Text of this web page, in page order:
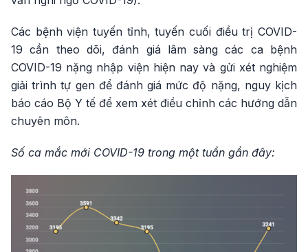
Các bệnh viện tuyến tỉnh, tuyến cuối điều trị COVID-
19 cần theo dõi, đánh giá lâm sàng các ca bệnh
COVID-19 nặng nhập viện hiện nay và gửi xét nghiệm
giải trình tự gen để đánh giá mức độ nặng, nguy kịch
báo cáo Bộ Y tế để xem xét điều chỉnh các hướng dẫn
chuyên môn.
Số ca mắc mới COVID-19 trong một tuần gần đây: